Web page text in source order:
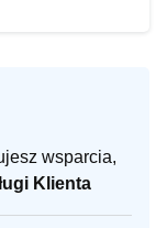
wsparcia,
Klienta